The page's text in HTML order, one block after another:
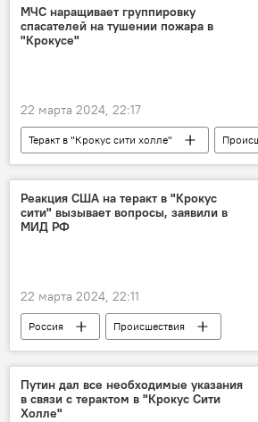
МЧС наращивает группировку
спасателей на тушении пожара в
"Крокусе"
22 марта 2024, 22:17
Теракт в "Крокус сити холле"
теракт
Россия
Реакция США на теракт в "Крокус
сити" вызывает вопросы, заявили в
МИД РФ
22 марта 2024, 22:11
Россия
Происшествия
Теракт в "Крокус сити холле"
Путин дал все необходимые указания
в связи с терактом в "Крокус Сити
Холле"